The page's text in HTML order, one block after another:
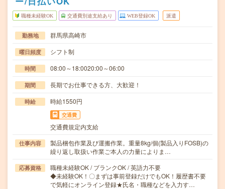
職種未経験OK 交通費別途支給あり WEB登録OK 派遣
勤務地 群馬県高崎市
曜日頻度 シフト制
時間 08:00～18:0020:00～06:00
期間 長期でお仕事できる方、大歓迎！
時給 時給1550円
交通費
交通費規定内支給
仕事内容
製品梱包作業及び運搬作業。重量8kg/個(製品入りFOSB)の
繰り返し取扱い作業ご本人の力量によりま…
応募資格
職種未経験OK / ブランクOK / 英語力不要
◆未経験OK！〇まずは事前登録だけでもOK！履歴書不要
で気軽にオンライン登録★氏名・職種などを入力す…